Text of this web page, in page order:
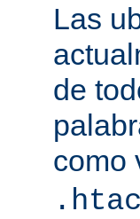
Las
de
como